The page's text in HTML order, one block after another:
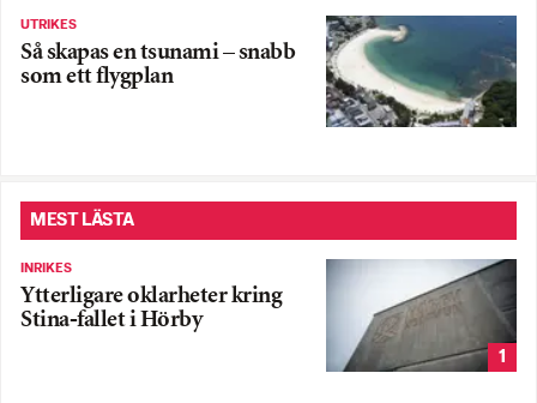
UTRIKES
Så skapas en tsunami – snabb
som ett flygplan
MEST LÄSTA
INRIKES
Ytterligare oklarheter kring
Stina-fallet i Hörby
1